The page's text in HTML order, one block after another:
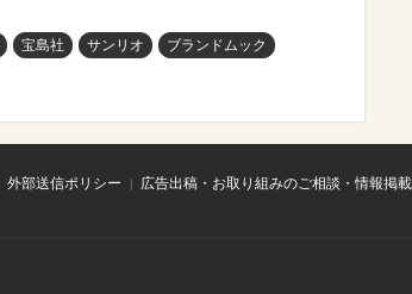
宝島社 サンリオ ブランドムック
外部送信ポリシー
広告出稿・お取り組みのご相談・情報掲